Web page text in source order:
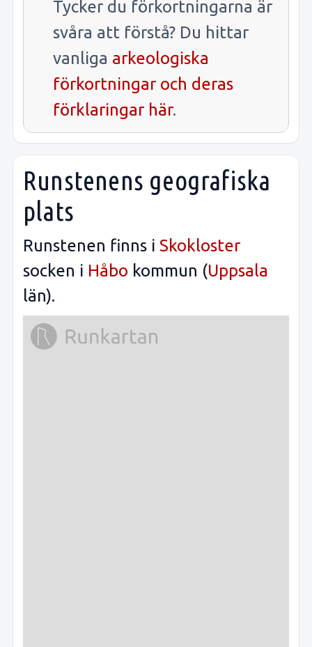
Tycker du förkortningarna är
svåra att förstå? Du hittar
vanliga arkeologiska
förkortningar och deras
förklaringar här.
Runstenens geografiska
plats
Runstenen finns i Skokloster
socken i Håbo kommun (Uppsala
län).